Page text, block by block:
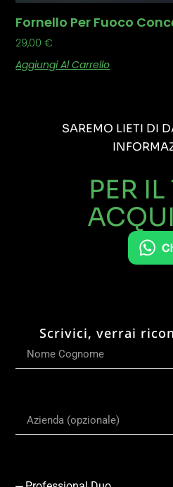
Fornello Per Fuoco
29,00€
Aggiungi Al Carrello
SAREMO LIETI DI
PER
Scrivici, verrai